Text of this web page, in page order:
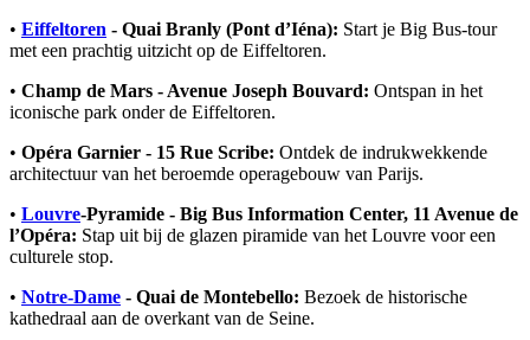
• Eiffeltoren - Quai Branly (Pont d’Iéna): Start je Big Bus-tour
met een prachtig uitzicht op de Eiffeltoren.
• Champ de Mars - Avenue Joseph Bouvard: Ontspan in het
iconische park onder de Eiffeltoren.
• Opéra Garnier - 15 Rue Scribe: Ontdek de indrukwekkende
architectuur van het beroemde operagebouw van Parijs.
• Louvre-Pyramide - Big Bus Information Center, 11 Avenue de
l’Opéra: Stap uit bij de glazen piramide van het Louvre voor een
culturele stop.
• Notre-Dame - Quai de Montebello: Bezoek de historische
kathedraal aan de overkant van de Seine.